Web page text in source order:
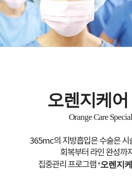
오렌지케어
Orange Care
365mc의 지방흡입은 수술은 시
회복부터 라인 완성까
집중관리 프로그램 ‘오렌지